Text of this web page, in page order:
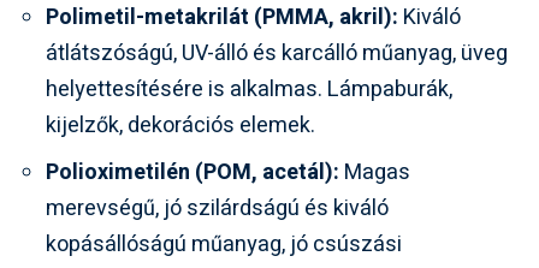
Polimetil-metakrilát (PMMA, akril): Kiváló
átlátszóságú, UV-álló és karcálló műanyag, üveg
helyettesítésére is alkalmas. Lámpaburák,
kijelzők, dekorációs elemek.
Polioximetilén (POM, acetál): Magas
merevségű, jó szilárdságú és kiváló
kopásállóságú műanyag, jó csúszási